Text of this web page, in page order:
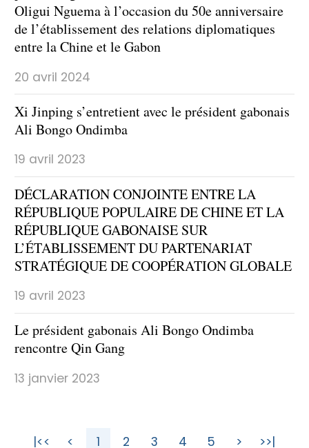
Oligui Nguema à l’occasion du 50e anniversaire
de l’établissement des relations diplomatiques
entre la Chine et le Gabon
20 avril 2024
Xi Jinping s’entretient avec le président gabonais
Ali Bongo Ondimba
19 avril 2023
DÉCLARATION CONJOINTE ENTRE LA
RÉPUBLIQUE POPULAIRE DE CHINE ET LA
RÉPUBLIQUE GABONAISE SUR
L’ÉTABLISSEMENT DU PARTENARIAT
STRATÉGIQUE DE COOPÉRATION GLOBALE
19 avril 2023
Le président gabonais Ali Bongo Ondimba
rencontre Qin Gang
13 janvier 2023
|<< < 1 2 3 4 5 > >>|